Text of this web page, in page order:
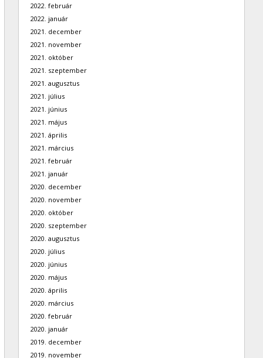
2022. február
2022. január
2021. december
2021. november
2021. október
2021. szeptember
2021. augusztus
2021. július
2021. június
2021. május
2021. április
2021. március
2021. február
2021. január
2020. december
2020. november
2020. október
2020. szeptember
2020. augusztus
2020. július
2020. június
2020. május
2020. április
2020. március
2020. február
2020. január
2019. december
2019. november